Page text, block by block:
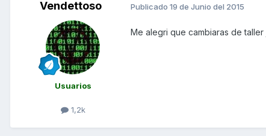
Vendettoso
Usuarios
1,2k
Publicado 19 de Junio del 2015
Me alegri que cambiaras de